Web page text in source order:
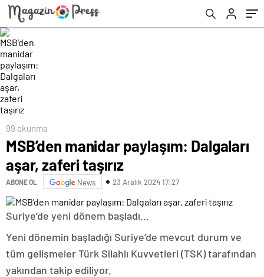
99 okunma
MSB’den manidar paylaşım: Dalgaları
aşar, zaferi taşırız
ABONE OL News 23 Aralık 2024 17:27
Suriye’de yeni dönem başladı…
Yeni dönemin başladığı Suriye’de mevcut durum ve
tüm gelişmeler Türk Silahlı Kuvvetleri (TSK) tarafından
yakından takip ediliyor.